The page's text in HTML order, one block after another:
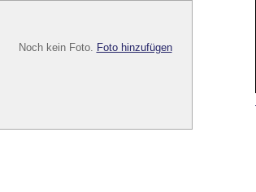
Noch kein Foto. Foto hinzufügen